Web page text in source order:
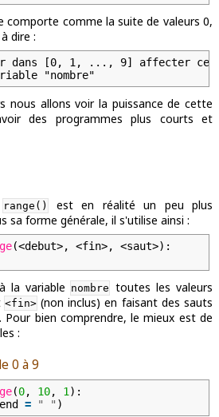
comporte comme la suite de valeurs 0,
dire :
dans [0, 1, ..., 9] affecter
"nombre"
nous allons voir la puissance de cette
des programmes plus courts et
range()
est en réalité un peu plus
sa forme générale, il s'utilise ainsi :
(<debut>, <fin>, <saut>):
la variable nombre toutes les valeurs
<fin>(non inclus) en faisant des sauts
Pour bien comprendre, le mieux est de
:
0 à 9
(0, 10, 1 ):
= " " )